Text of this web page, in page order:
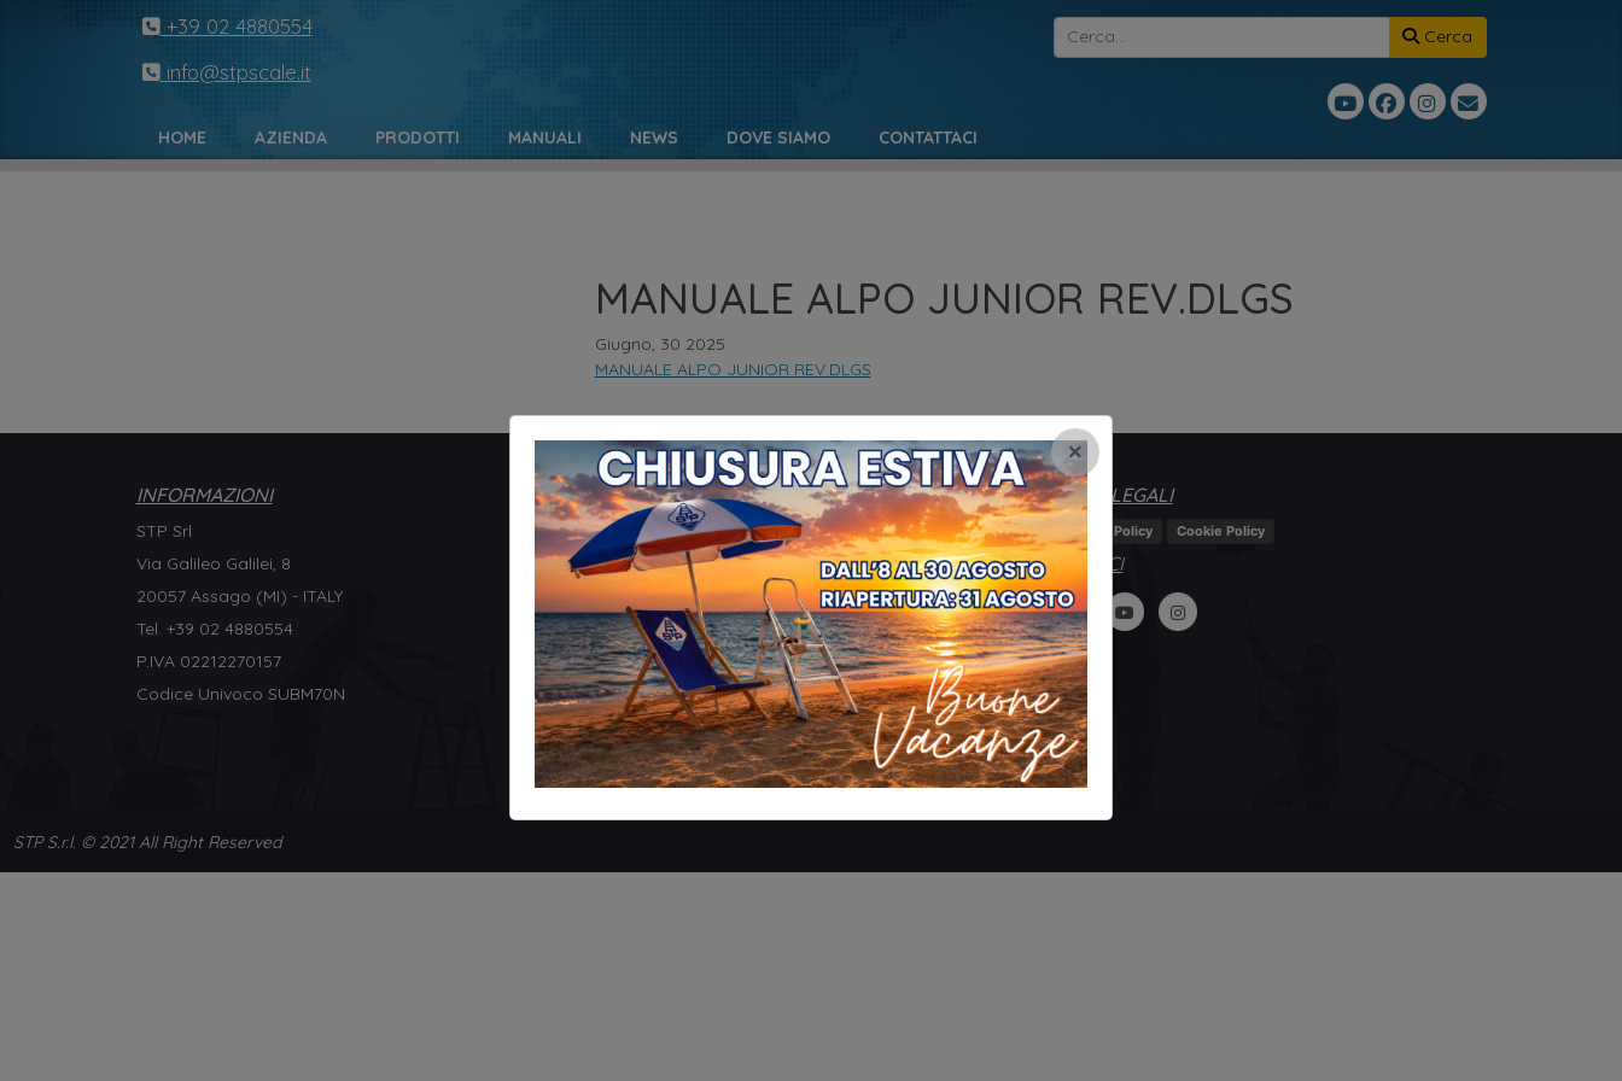
+39 02 4880554
info@stpscale.it
Cerca
HOME AZIENDA PRODOTTI MANUALI NEWS DOVE SIAMO CONTATTACI
MANUALE ALPO JUNIOR REV.DLGS
Giugno, 30 2025
MANUALE ALPO JUNIOR REV.DLGS
INFORMAZIONI
STP Srl
Via Galileo Galilei, 8
20057 Assago (MI) - ITALY
Tel. +39 02 4880554
P.IVA 02212270157
Codice Univoco SUBM70N
MENU
HOME
AZIENDA
MANUALI
DOVE SIAMO
CONTATTACI
NOTE LEGALI
Privacy Policy Cookie Policy
SEGUICI
STP S.r.l. © 2021 All Right Reserved
×